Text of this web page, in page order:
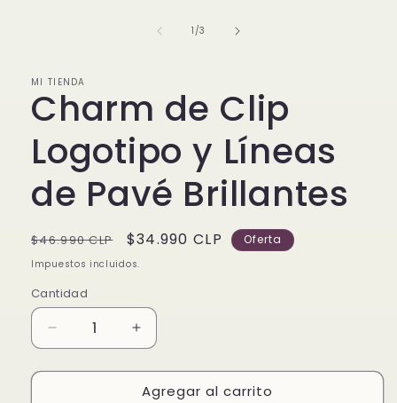
1 /de
3
MI TIENDA
Charm de Clip
Logotipo y Líneas
de Pavé Brillantes
Precio
habitual
$46.990 CLP
Precio
de
$34.990 CLP Oferta
Impuestos incluidos.
Cantidad
Reducir
cantidad
para
Aumentar
cantidad
para
Charm
Agregar al carrito